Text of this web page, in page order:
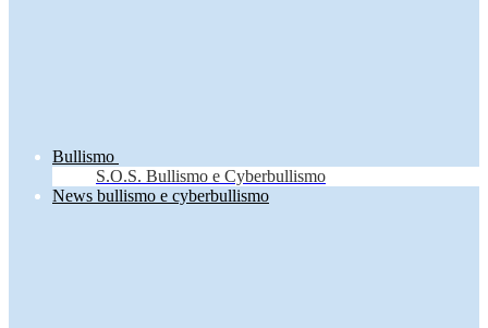
Bullismo
S.O.S. Bullismo e Cyberbullismo
News bullismo e cyberbullismo